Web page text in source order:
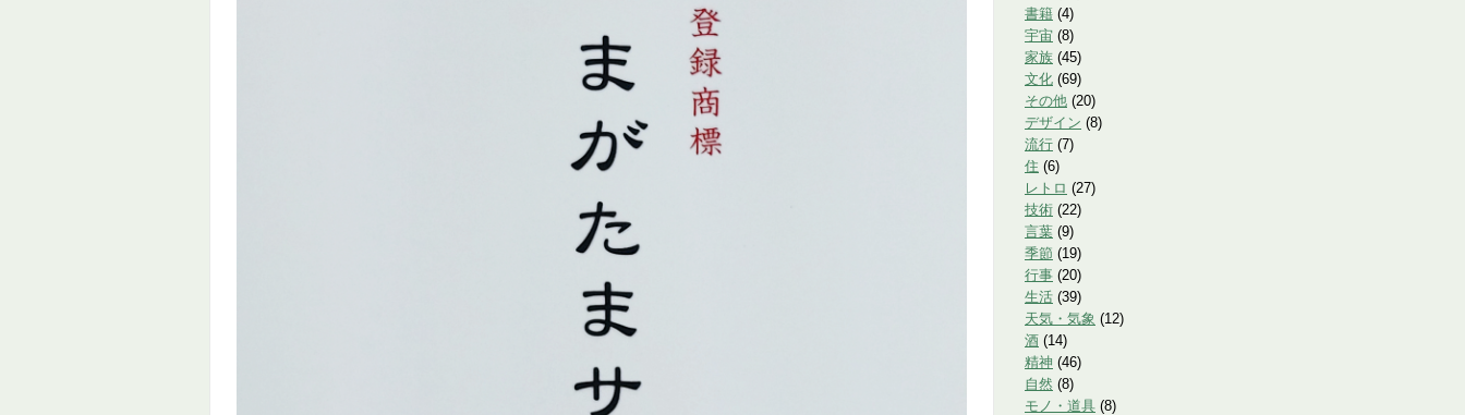
書籍 (4)
宇宙 (8)
家族 (45)
文化 (69)
その他 (20)
デザイン (8)
流行 (7)
住 (6)
レトロ (27)
技術 (22)
言葉 (9)
季節 (19)
行事 (20)
生活 (39)
天気・気象 (12)
酒 (14)
精神 (46)
自然 (8)
モノ・道具 (8)